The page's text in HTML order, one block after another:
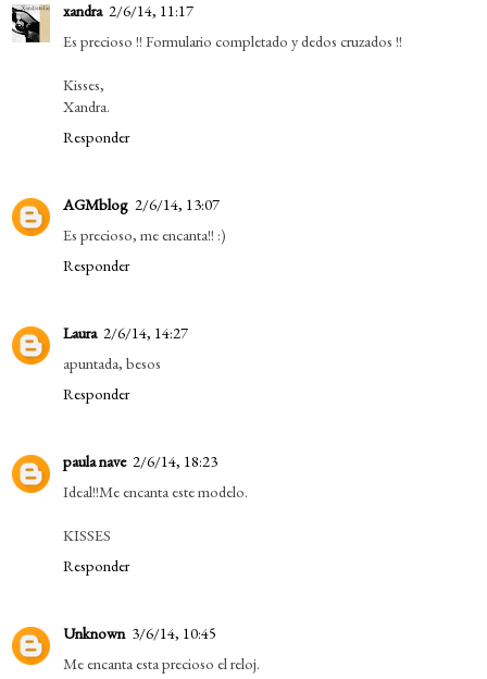
xandra 2/6/14, 11:17
Es precioso !! Formulario completado y dedos cruzados !!
Kisses,
Xandra.
Responder
AGMblog 2/6/14, 13:07
Es precioso, me encanta!! :)
Responder
Laura 2/6/14, 14:27
apuntada, besos
Responder
paula nave 2/6/14, 18:23
Ideal!!Me encanta este modelo.
KISSES
Responder
Unknown 3/6/14, 10:45
Me encanta esta precioso el reloj.